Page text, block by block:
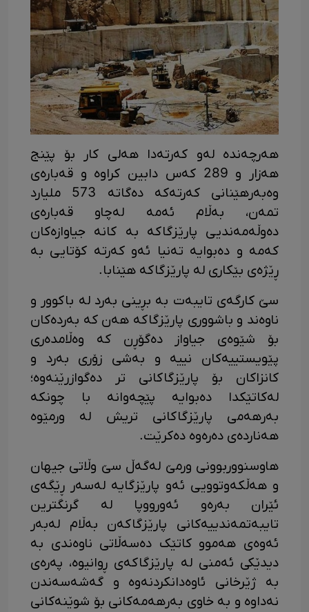
هەرچەندە لەو کەرتەدا هەلی کار بۆ پێنج
هەزار و 289 کەس دابین کراوە و قەبارەی
وەبەرهێنانی کەرتەکە دەگاتە 573 ملیارد
تمەن، بەڵام ئەمە لەچاو قەبارەی
دەوڵەمەندیی پارێزگاکە بە کانە جیاوازەکان
کەمە و دەبوایە تەنیا ئەو کەرتە کۆتایی بە
ڕێژەی بێکاری لە پارێزگاکە هێنابا.
سێ کارگەی تایبەت بە بڕینی بەرد لە باکوور و
ناوەند و باشووری پارێزگاکە هەن کە بەردەکان
بۆ شێوەی جیاواز دەگۆڕن کە وەڵامدەری
پێویستییەکان نییە و بەشی زۆری بەرد و
کانزاکان بۆ پارێزگاکانی تر دەگوازرێنەوە؛
لەکاتێکدا دەبوایە پێچەوانە با چونکە
بەرهەمی پارێزگاکانی تریش لە ورمێوە
هەناردەی دەرەوە دەکرێت.
هاوسنووربوونی ورمێ لەگەڵ سێ وڵاتی جیهان
و هەڵکەوتوویی ئەو پارێزگایە لەسەر ڕێگەی
ئێران بەرەو ئەورووپا لە گرنگترین
تایبەتمەندییەکانی پارێزگاکەن بەڵام لەبەر
ئەوەی هەموو کاتێک دەسەڵاتی ناوەندی بە
دیدێکی ئەمنی لە پارێزگاکەی ڕوانیوە، پەرەی
بە ژێرخانی ئاوەدانکردنەوە و گەشەسەندن
نەداوە و بە خاوی بەرهەمەکانی بۆ شوێنەکانی